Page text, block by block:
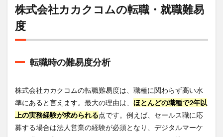
株式会社カカクコムの転職・就職難易
度
転職時の難易度分析
株式会社カカクコムの転職難易度は、職種に関わらず高い水
準にあると言えます。最大の理由は、 ほとんどの職種で2年以
上の実務経験が求められる点です。例えば、セールス職に応
募する場合は法人営業の経験が必須となり、デジタルマーケ